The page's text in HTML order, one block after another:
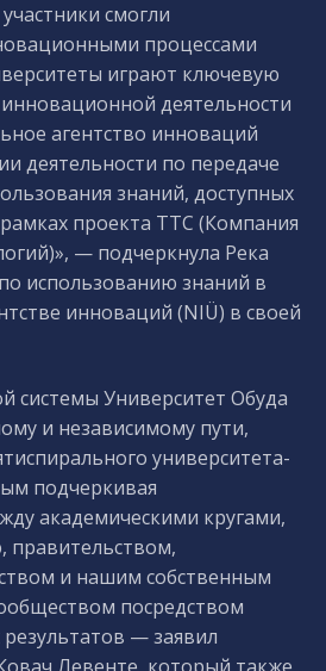
смогли
процессами
играют ключевую
деятельности
агентство инноваций
деятельности по передаче
знаний, доступных
проекта TTC (Компания
— подчеркнула Река
использованию знаний в
инноваций (NIÜ) в своей
системы Университет Обуда
и независимому пути,
университета-
подчеркивая
академическими кругами,
и нашим собственным
посредством
— заявил